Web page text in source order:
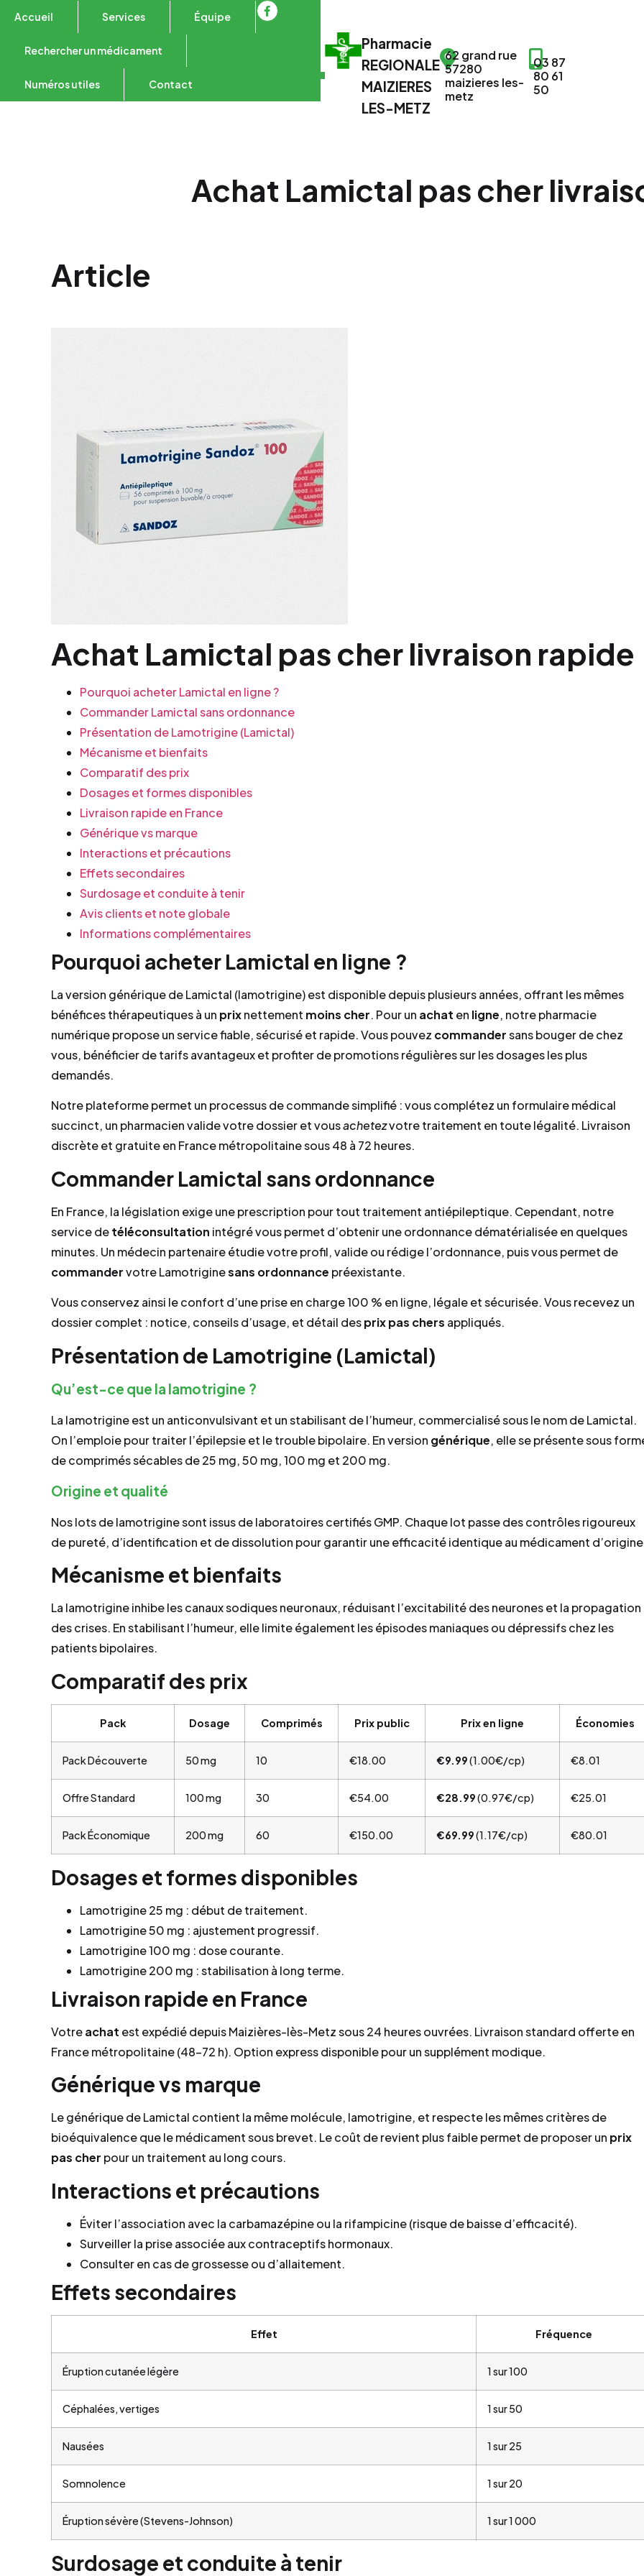
Pharmacie
REGIONALE
MAIZIERES
LES-METZ
62 grand rue
57280
maizieres les-
metz
03 87
80 61
50
Accueil Services Équipe
Rechercher un médicament
Numéros utiles Contact
Achat Lamictal pas cher
Article
Achat Lamictal pas cher livraison rapide
Pourquoi acheter Lamictal en ligne ?
Commander Lamictal sans ordonnance
Présentation de Lamotrigine (Lamictal)
Mécanisme et bienfaits
Comparatif des prix
Dosages et formes disponibles
Livraison rapide en France
Générique vs marque
Interactions et précautions
Effets secondaires
Surdosage et conduite à tenir
Avis clients et note globale
Informations complémentaires
Pourquoi acheter Lamictal en ligne ?
La version générique de Lamictal (lamotrigine) est disponible depuis plusieurs années, offrant les mêmes
bénéfices thérapeutiques à un prixnettement moins cher. Pour un achat en ligne, notre pharmacie
numérique propose un service fiable, sécurisé et rapide. Vous pouvez commandersans bouger de chez
vous, bénéficier de tarifs avantageux et profiter de promotions régulières sur les dosages les plus
demandés.
Notre plateforme permet un processus de commande simplifié : vous complétez un formulaire médical
succinct, un pharmacien valide votre dossier et vousachetezvotre traitement en toute légalité. Livraison
discrète et gratuite en France métropolitaine sous 48 à 72 heures.
Commander Lamictal sans ordonnance
En France, la législation exige une prescription pour tout traitement antiépileptique. Cependant, notre
service detéléconsultation intégré vous permet d’obtenir une ordonnance dématérialisée en quelques
minutes. Un médecin partenaire étudie votre profil, valide ou rédige l’ordonnance, puis vous permet de
commandervotre Lamotriginesans ordonnance préexistante.
Vous conservez ainsi le confort d’une prise en charge 100 % en ligne, légale et sécurisée. Vous recevez un
dossier complet : notice, conseils d’usage, et détail desprix pas chers appliqués.
Présentation de Lamotrigine (Lamictal)
Qu’est-ce que la lamotrigine ?
La lamotrigine est un anticonvulsivant et un stabilisant de l’humeur, commercialisé sous le nom de Lamictal.
On l’emploie pour traiter l’épilepsie et le trouble bipolaire. En version générique, elle se présente sous
de comprimés sécables de 25 mg, 50 mg, 100 mg et 200 mg.
Origine et qualité
Nos lots de lamotrigine sont issus de laboratoires certifiés GMP. Chaque lot passe des contrôles rigoureux
de pureté, d’identification et de dissolution pour garantir une efficacité identique au médicament
Mécanisme et bienfaits
La lamotrigine inhibe les canaux sodiques neuronaux, réduisant l’excitabilité des neurones et la propagation
des crises. En stabilisant l’humeur, elle limite également les épisodes maniaques ou dépressifs chez les
patients bipolaires.
Comparatif des prix
Pack Dosage Comprimés Prix public Prix en ligne Économies
Pack Découverte 50 mg 10 €18.00 €9.99(1.00€/cp) €8.01
Offre Standard 100 mg 30 €54.00 €28.99(0.97€/cp) €25.01
Pack Économique 200 mg 60 €150.00 €69.99(1.17€/cp) €80.01
Dosages et formes disponibles
Lamotrigine 25 mg : début de traitement.
Lamotrigine 50 mg : ajustement progressif.
Lamotrigine 100 mg : dose courante.
Lamotrigine 200 mg : stabilisation à long terme.
Livraison rapide en France
Votreachat est expédié depuis Maizières-lès-Metz sous 24 heures ouvrées. Livraison standard offerte en
France métropolitaine (48–72 h). Option express disponible pour un supplément modique.
Générique vs marque
Le générique de Lamictal contient la même molécule, lamotrigine, et respecte les mêmes critères de
bioéquivalence que le médicament sous brevet. Le coût de revient plus faible permet de proposer un prix
pas cher pour un traitement au long cours.
Interactions et précautions
Éviter l’association avec la carbamazépine ou la rifampicine (risque de baisse d’efficacité).
Surveiller la prise associée aux contraceptifs hormonaux.
Consulter en cas de grossesse ou d’allaitement.
Effets secondaires
Effet Fréquence
Éruption cutanée légère 1 sur 100
Céphalées, vertiges 1 sur 50
Nausées 1 sur 25
Somnolence 1 sur 20
Éruption sévère (Stevens-Johnson) 1 sur 1 000
Surdosage et conduite à tenir